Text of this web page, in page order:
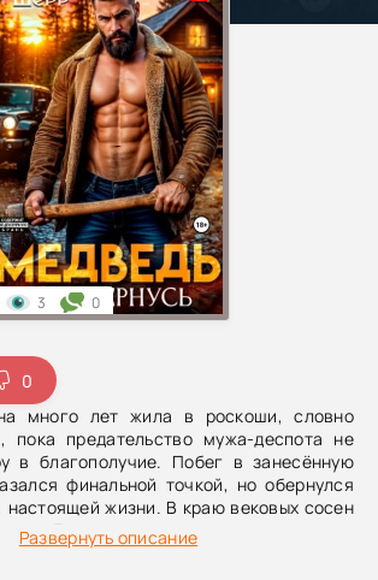
0
много лет жила в роскоши, словно
пока предательство мужа-деспота не
в благополучие. Побег в занесённую
финальной точкой, но обернулся
настоящей жизни. В краю вековых сосен
с Егором — мрачным отшельником и
Он научил её стрелять и
Развернуть описание
3 0